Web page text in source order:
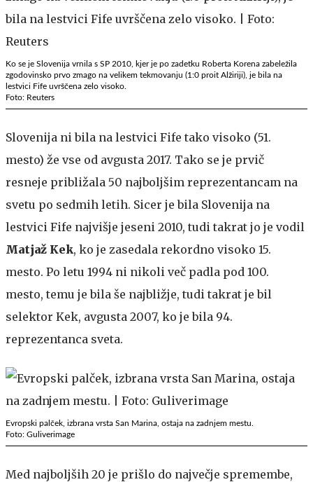
Ko se je Slovenija vrnila s SP 2010, kjer je po zadetku Roberta Korena zabeležila
zgodovinsko prvo zmago na velikem tekmovanju (1:0 proit Alžiriji), je bila na
lestvici Fife uvrščena zelo visoko.
Foto: Reuters
Slovenija ni bila na lestvici Fife tako visoko (51.
mesto) že vse od avgusta 2017. Tako se je prvič
resneje približala 50 najboljšim reprezentancam na
svetu po sedmih letih. Sicer je bila Slovenija na
lestvici Fife najvišje jeseni 2010, tudi takrat jo je vodil
Matjaž Kek, ko je zasedala rekordno visoko 15.
mesto. Po letu 1994 ni nikoli več padla pod 100.
mesto, temu je bila še najbližje, tudi takrat je bil
selektor Kek, avgusta 2007, ko je bila 94.
reprezentanca sveta.
Evropski palček, izbrana vrsta San Marina, ostaja na zadnjem mestu.
Foto: Guliverimage
Med najboljših 20 je prišlo do največje spremembe,